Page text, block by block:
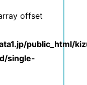
offset
public_html/
single-